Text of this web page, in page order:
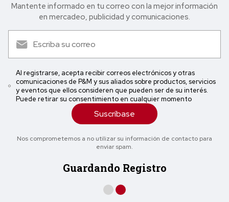
Mantente informado en tu correo con la mejor in formación
en mercadeo, publicidad y comunicaciones.
Al registrarse, acepta recibir correos electrónicos y otras
comunicaciones de P&M y sus aliados sobre productos, servicios
y eventos que ellos consideren que pueden ser de su interés.
Puede retirar su consentimiento en cualquier momento
Suscríbase
Nos comprometemos a no utilizar su información de contacto para
enviar spam.
Guardando Registro